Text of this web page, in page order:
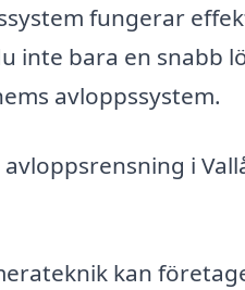
fungerar
inte bara en snabb
avloppssystem.
i
kan